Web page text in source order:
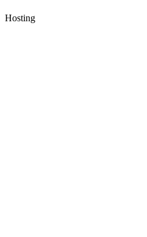
Hosting